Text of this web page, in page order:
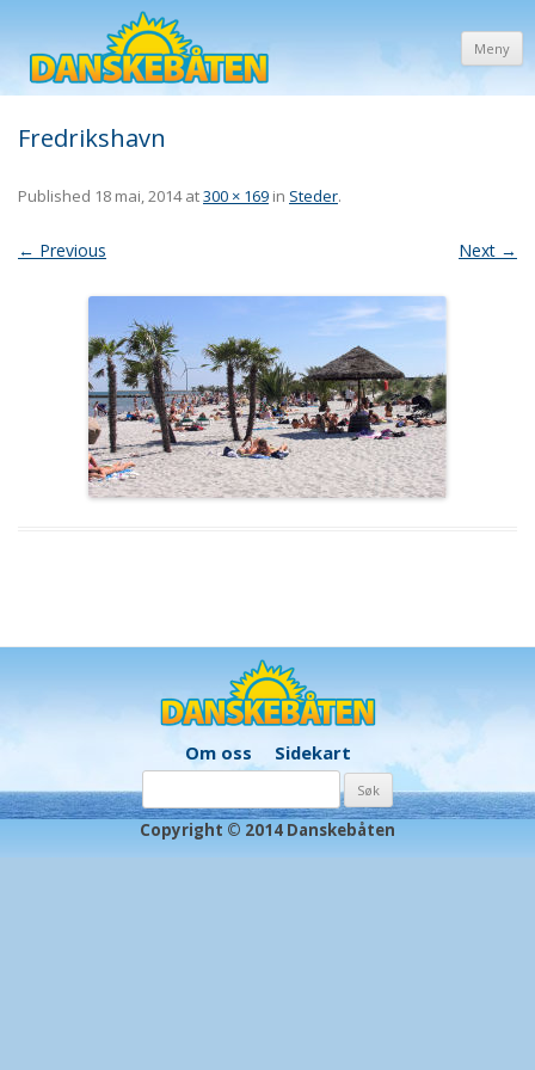
Meny
Fredrikshavn
Published 18 mai, 2014at300 × 169 in Steder.
← Previous Next →
Om oss Sidekart
etter:
Copyright © 2014 Danskebåten